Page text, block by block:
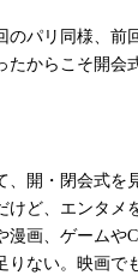
のパリ同様、前
たからこそ開会
、開・閉会式を
けど、エンタメ
漫画、ゲームや
ない。映画で